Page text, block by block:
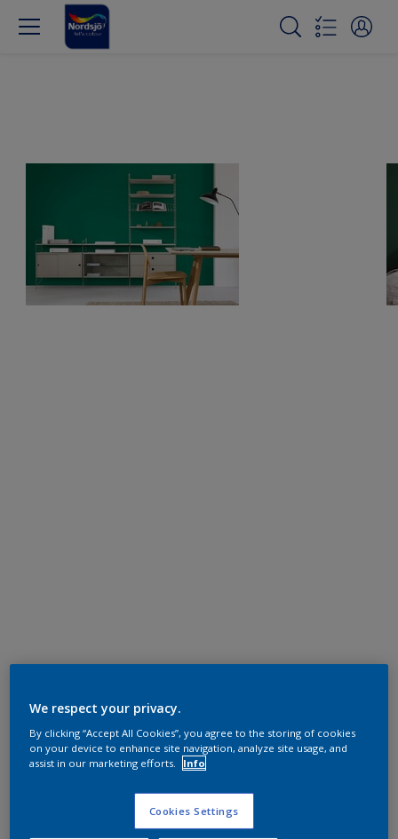
We respect your privacy.
By clicking “Accept All Cookies”, you agree to the storing of cookies
on your device to enhance site navigation, analyze site usage, and
assist in our marketing efforts.
Info
Cookies Settings